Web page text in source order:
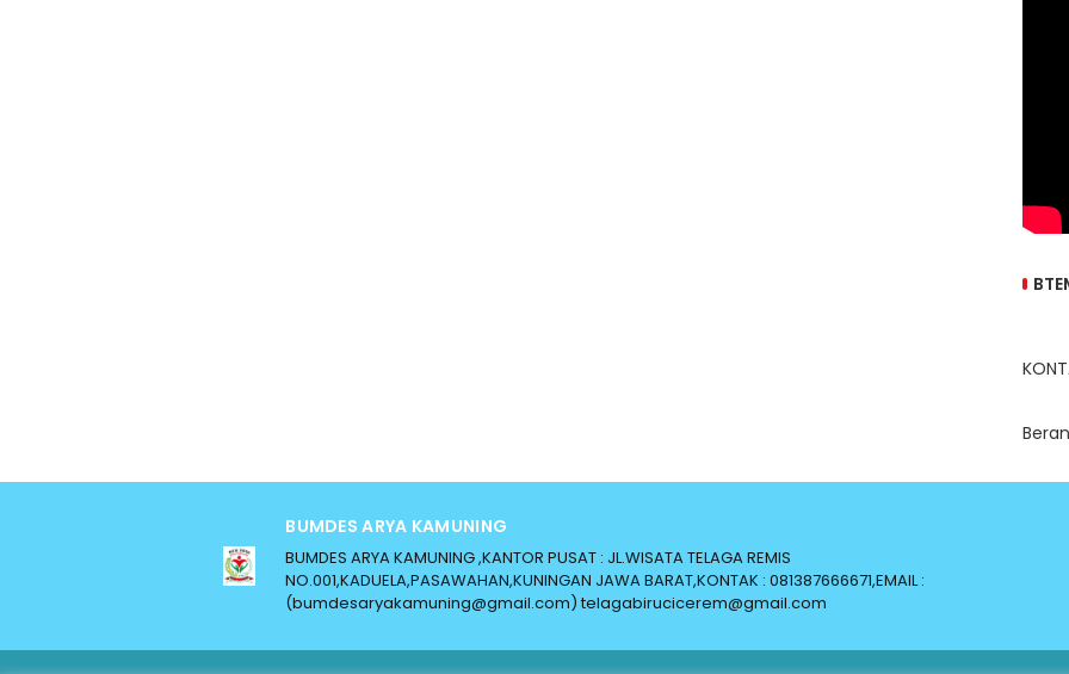
BUMDES ARYA KAMUNING
BUMDES ARYA KAMUNING ,KANTOR PUSAT : JL.WISATA TELAGA REMIS
NO.001,KADUELA,PASAWAHAN,KUNINGAN JAWA BARAT,KONTAK : 081387666671,EMAIL :
(bumdesaryakamuning@gmail.com) telagabirucicerem@gmail.com